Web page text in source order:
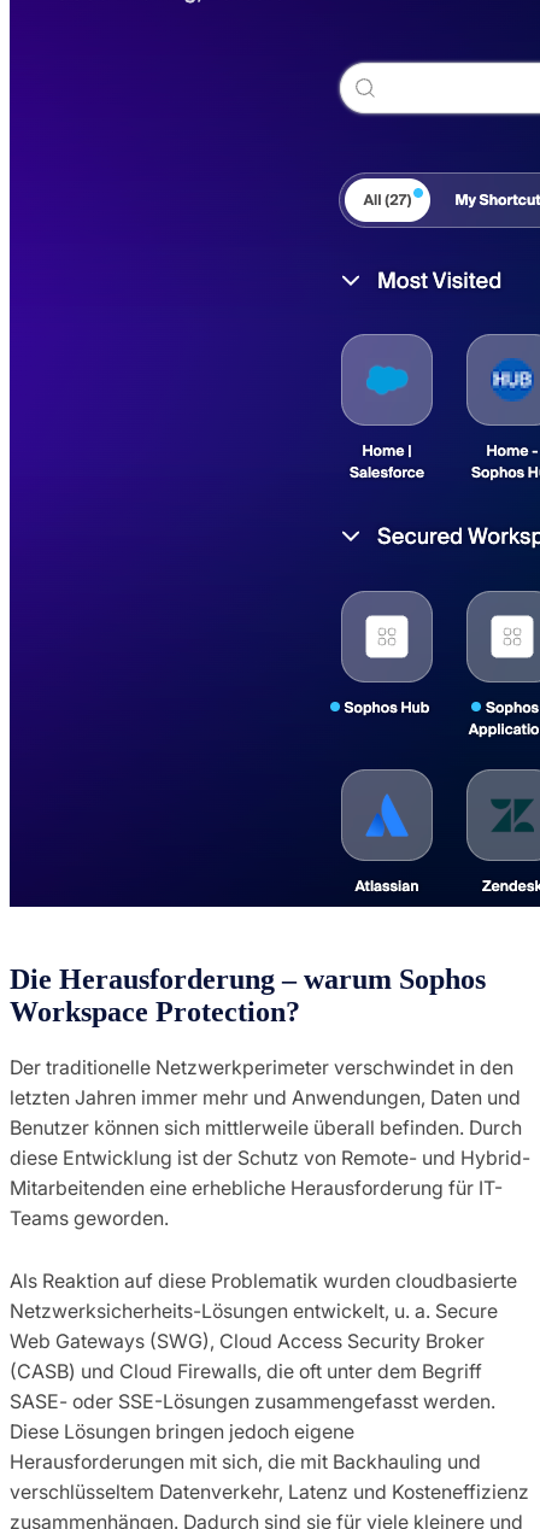
Die Herausforderung – warum Sophos
Workspace Protection?
Der traditionelle Netzwerkperimeter verschwindet in den
letzten Jahren immer mehr und Anwendungen, Daten und
Benutzer können sich mittlerweile überall befinden. Durch
diese Entwicklung ist der Schutz von Remote- und Hybrid-
Mitarbeitenden eine erhebliche Herausforderung für IT-
Teams geworden.
Als Reaktion auf diese Problematik wurden cloudbasierte
Netzwerksicherheits-Lösungen entwickelt, u. a. Secure
Web Gateways (SWG), Cloud Access Security Broker
(CASB) und Cloud Firewalls, die oft unter dem Begriff
SASE- oder SSE-Lösungen zusammengefasst werden.
Diese Lösungen bringen jedoch eigene
Herausforderungen mit sich, die mit Backhauling und
verschlüsseltem Datenverkehr, Latenz und Kosteneffizienz
zusammenhängen. Dadurch sind sie für viele kleinere und